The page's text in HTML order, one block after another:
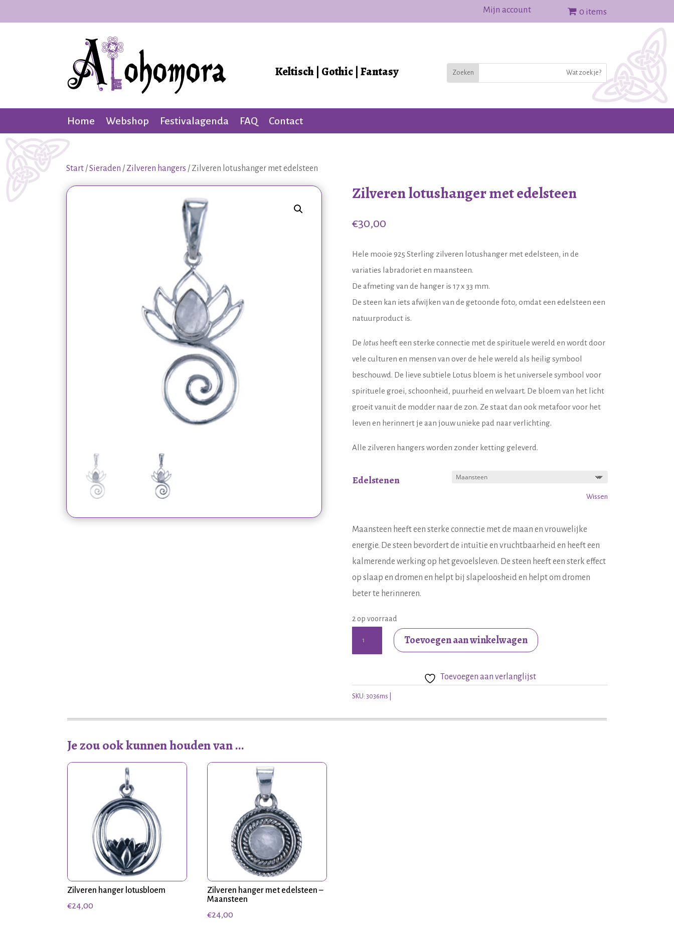
Mijn account 0 items
Keltisch | Gothic | Fantasy
Home Webshop Festivalagenda FAQ Contact
Start /Sieraden / Zilveren hangers / Zilveren lotushanger met edelsteen
Zilveren lotushanger met edelsteen
€30,00
Hele mooie 925 Sterling zilveren lotushanger met edelsteen, in de
variaties labradoriet en maansteen.
De afmeting van de hanger is 17 x 33 mm.
De steen kan iets afwijken van de getoonde foto, omdat een edelsteen een
natuurproduct is.
De lotusheeft een sterke connectie met de spirituele wereld en wordt door
vele culturen en mensen van over de hele wereld als heilig symbool
beschouwd. De lieve subtiele Lotus bloem is het universele symbool voor
spirituele groei, schoonheid, puurheid en welvaart. De bloem van het licht
groeit vanuit de modder naar de zon. Ze staat dan ook metafoor voor het
leven en herinnert je aan jouw unieke pad naar verlichting.
Alle zilveren hangers worden zonder ketting geleverd.
Edelstenen
Wissen
Maansteen heeft een sterke connectie met de maan en vrouwelijke
energie. De steen bevordert de intuïtie en vruchtbaarheid en heeft een
kalmerende werking op het gevoelsleven. De steen heeft een sterk effect
op slaap en dromen en helpt bij slapeloosheid en helpt om dromen
beter te herinneren.
2 op voorraad
lotushanger
edelsteen
aantal
Toevoegen aan winkelwagen
Toevoegen aan verlanglijst
SKU: 3036ms
Je zou ook kunnen houden van …
Zilveren hanger lotusbloem
€24,00
Zilveren hanger met edelsteen –
Maansteen
€24,00